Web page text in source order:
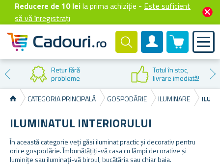
Reducere de 10 leila prima achiziție - Este suficient
să vă înregistrați
Cont client
0 produselor
Reducere la
prima cumpărare
CATEGORIA PRINCIPALĂ GOSPODĂRIE ILUMINARE
ILUMINATUL INTERIORULUI
În această categorie veți găsi iluminat practic și decorativ pentru
orice gospodărie. Îmbunătățiți-vă casa cu lămpi decorative și
luminițe sau iluminați-vă biroul, bucătăria sau chiar baia.